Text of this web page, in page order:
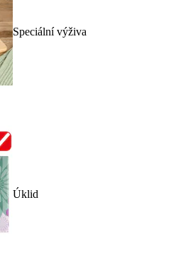
Speciální výživa
Úklid